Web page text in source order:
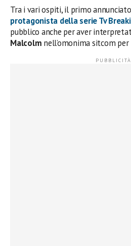
Tra i vari ospiti, il primo
protagonista della serie Tv
pubblico anche per aver
Malcolm nell’omonima sitcom per